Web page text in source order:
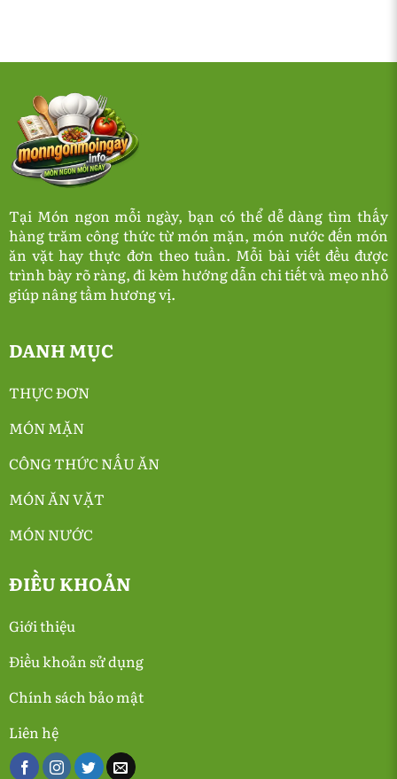
Tại Món ngon mỗi ngày, bạn có thể dễ dàng tìm thấy
hàng trăm công thức từ món mặn, món nước đến món
ăn vặt hay thực đơn theo tuần. Mỗi bài viết đều được
trình bày rõ ràng, đi kèm hướng dẫn chi tiết và mẹo nhỏ
giúp nâng tầm hương vị.
DANH MỤC
THỰC ĐƠN
MÓN MẶN
CÔNG THỨC NẤU ĂN
MÓN ĂN VẶT
MÓN NƯỚC
ĐIỀU KHOẢN
Giới thiệu
Điều khoản sử dụng
Chính sách bảo mật
Liên hệ